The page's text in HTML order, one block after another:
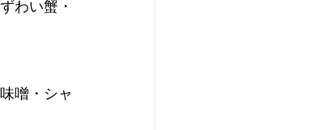
わい蟹・
噌・シャ